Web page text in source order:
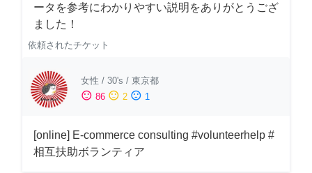
ータを参考にわかりやすい説明をありがとうござ
ました！
依頼されたチケット
女性 / 30's / 東京都
sentiment_satisfied 86 sentiment_neutral 2 sentiment_dissatisfied 1
[online] E-commerce consulting #volunteerhelp #
相互扶助ボランティア